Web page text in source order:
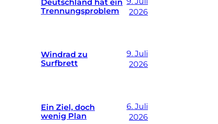
Trennungsproblem
2026
Windrad zu
Surfbrett
9. Juli
2026
Ein Ziel, doch
wenig Plan
6. Juli
2026